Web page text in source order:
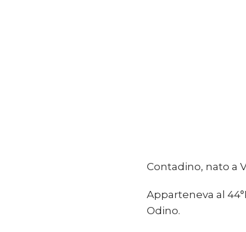
Contadino, nato a
Apparteneva al
Odino.